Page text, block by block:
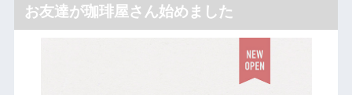
お友達が珈琲屋さん始めました